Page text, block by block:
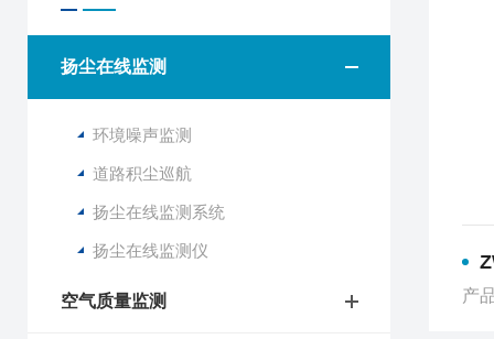
扬尘在线监测
环境噪声监测
道路积尘巡航
扬尘在线监测系统
扬尘在线监测仪
空气质量监测 产